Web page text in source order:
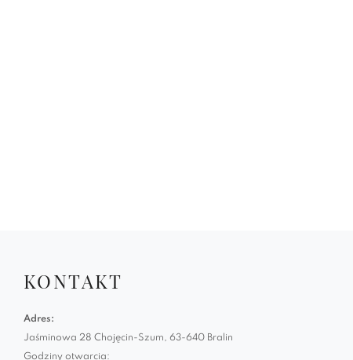
KONTAKT
Adres:
Jaśminowa 28 Chojęcin-Szum, 63-640 Bralin
Godziny otwarcia: